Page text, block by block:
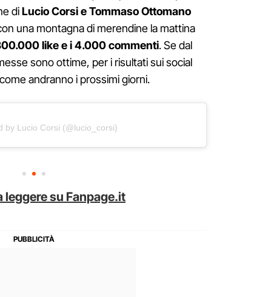
diLucio Corsi e Tommaso Ottomano
una montagna di merendine la mattina
like e i 4.000 commenti. Se dal
sono ottime, per i risultati sui social
andranno i prossimi giorni.
by Lucio Corsi (@lucio_corsi)
leggere su Fanpage.it